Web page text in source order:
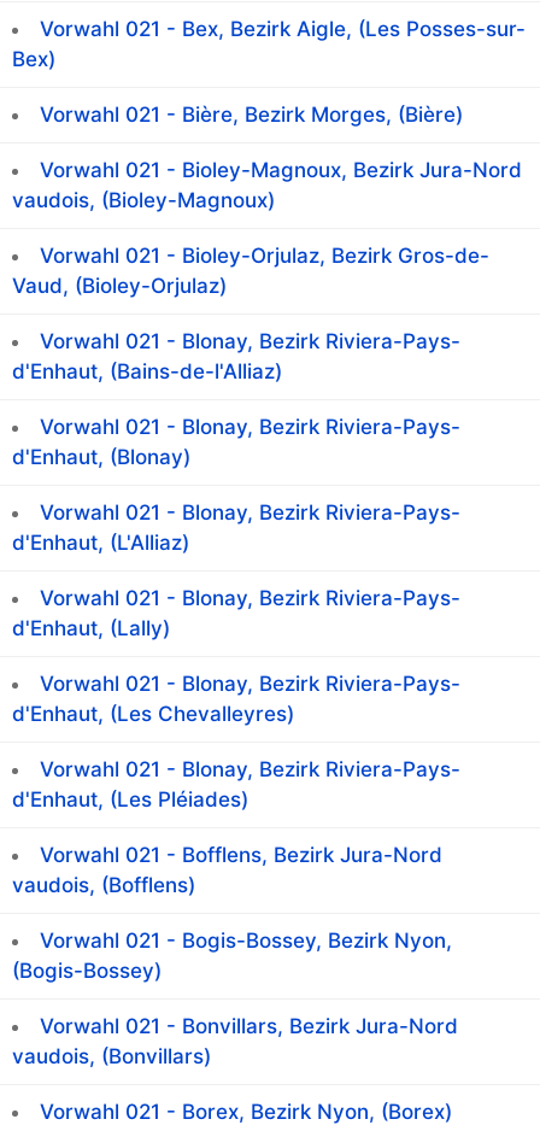
Vorwahl 021 - Bex, Bezirk Aigle, (Les Posses-sur-
Bex)
Vorwahl 021 - Bière, Bezirk Morges, (Bière)
Vorwahl 021 - Bioley-Magnoux, Bezirk Jura-Nord
vaudois, (Bioley-Magnoux)
Vorwahl 021 - Bioley-Orjulaz, Bezirk Gros-de-
Vaud, (Bioley-Orjulaz)
Vorwahl 021 - Blonay, Bezirk Riviera-Pays-
d'Enhaut, (Bains-de-l'Alliaz)
Vorwahl 021 - Blonay, Bezirk Riviera-Pays-
d'Enhaut, (Blonay)
Vorwahl 021 - Blonay, Bezirk Riviera-Pays-
d'Enhaut, (L'Alliaz)
Vorwahl 021 - Blonay, Bezirk Riviera-Pays-
d'Enhaut, (Lally)
Vorwahl 021 - Blonay, Bezirk Riviera-Pays-
d'Enhaut, (Les Chevalleyres)
Vorwahl 021 - Blonay, Bezirk Riviera-Pays-
d'Enhaut, (Les Pléiades)
Vorwahl 021 - Bofflens, Bezirk Jura-Nord
vaudois, (Bofflens)
Vorwahl 021 - Bogis-Bossey, Bezirk Nyon,
(Bogis-Bossey)
Vorwahl 021 - Bonvillars, Bezirk Jura-Nord
vaudois, (Bonvillars)
Vorwahl 021 - Borex, Bezirk Nyon, (Borex)